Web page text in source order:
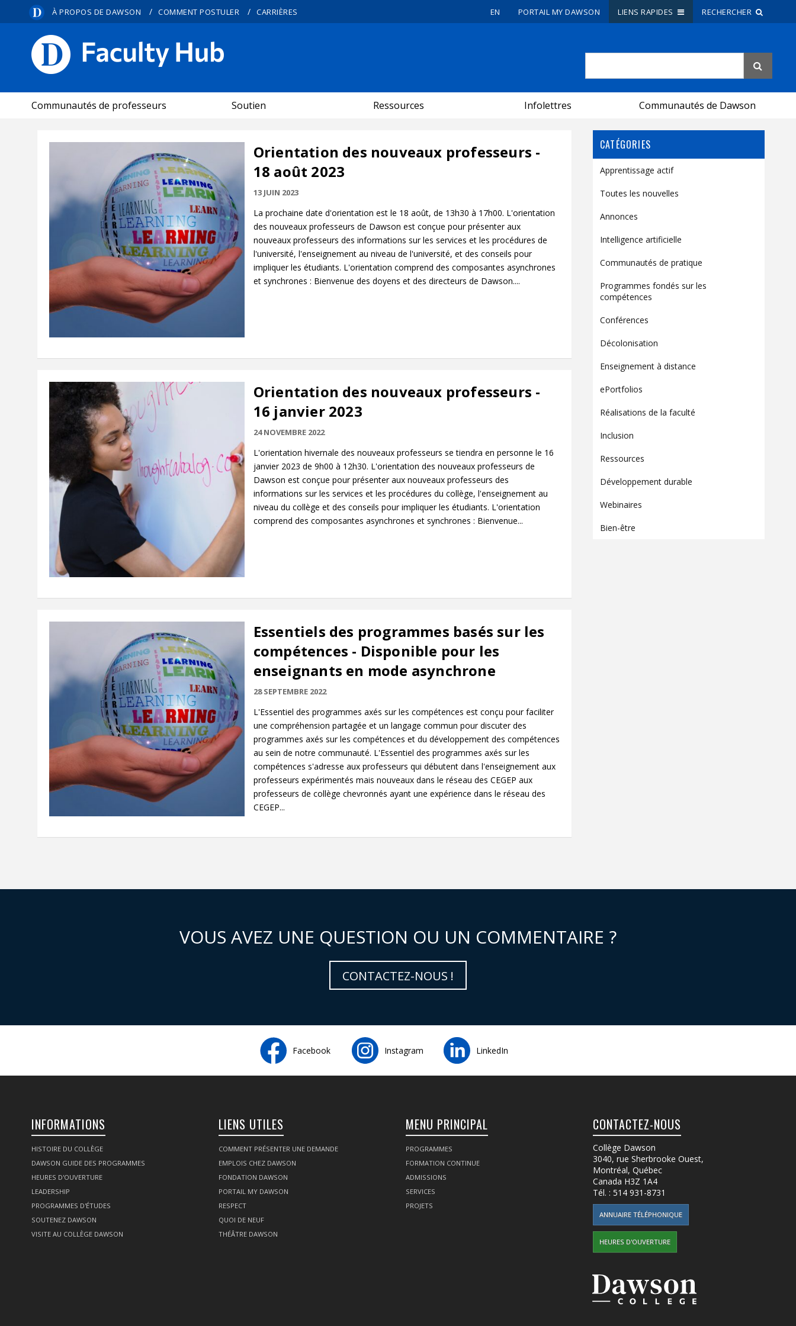
À PROPOS DE DAWSON / COMMENT POSTULER / CARRIÈRES EN PORTAIL MY DAWSON LIENS RAPIDES RECHERCHER
Communautés de professeurs Soutien Ressources Infolettres Communautés de Dawson
CATÉGORIES
Apprentissage actif
Toutes les nouvelles
Annonces
Intelligence artificielle
Communautés de pratique
Programmes fondés sur les
compétences
Conférences
Décolonisation
Enseignement à distance
ePortfolios
Réalisations de la faculté
Inclusion
Ressources
Développement durable
Webinaires
Bien-être
Orientation des nouveaux professeurs -
18 août 2023
13 JUIN 2023
La prochaine date d'orientation est le 18 août, de 13h30 à 17h00. L'orientation
des nouveaux professeurs de Dawson est conçue pour présenter aux
nouveaux professeurs des informations sur les services et les procédures de
l'université, l'enseignement au niveau de l'université, et des conseils pour
impliquer les étudiants. L'orientation comprend des composantes asynchrones
et synchrones : Bienvenue des doyens et des directeurs de Dawson....
Orientation des nouveaux professeurs -
16 janvier 2023
24 NOVEMBRE 2022
L'orientation hivernale des nouveaux professeurs se tiendra en personne le 16
janvier 2023 de 9h00 à 12h30. L'orientation des nouveaux professeurs de
Dawson est conçue pour présenter aux nouveaux professeurs des
informations sur les services et les procédures du collège, l'enseignement au
niveau du collège et des conseils pour impliquer les étudiants. L'orientation
comprend des composantes asynchrones et synchrones : Bienvenue...
Essentiels des programmes basés sur les
compétences - Disponible pour les
enseignants en mode asynchrone
28 SEPTEMBRE 2022
L'Essentiel des programmes axés sur les compétences est conçu pour faciliter
une compréhension partagée et un langage commun pour discuter des
programmes axés sur les compétences et du développement des compétences
au sein de notre communauté. L'Essentiel des programmes axés sur les
compétences s'adresse aux professeurs qui débutent dans l'enseignement aux
professeurs expérimentés mais nouveaux dans le réseau des CEGEP aux
professeurs de collège chevronnés ayant une expérience dans le réseau des
CEGEP...
VOUS AVEZ UNE QUESTION OU UN COMMENTAIRE ?
CONTACTEZ-NOUS !
Facebook Instagram LinkedIn
INFORMATIONS
HISTOIRE DU COLLÈGE
DAWSON GUIDE DES PROGRAMMES
HEURES D'OUVERTURE
LEADERSHIP
PROGRAMMES D'ÉTUDES
SOUTENEZ DAWSON
VISITE AU COLLÈGE DAWSON
LIENS UTILES
COMMENT PRÉSENTER UNE DEMANDE
EMPLOIS CHEZ DAWSON
FONDATION DAWSON
PORTAIL MY DAWSON
RESPECT
QUOI DE NEUF
THÉÂTRE DAWSON
MENU PRINCIPAL
PROGRAMMES
FORMATION CONTINUE
ADMISSIONS
SERVICES
PROJETS
CONTACTEZ-NOUS
Collège Dawson
3040, rue Sherbrooke Ouest,
Montréal, Québec
Canada H3Z 1A4
Tél. : 514 931-8731
ANNUAIRE TÉLÉPHONIQUE
HEURES D'OUVERTURE
Recherche sur le site
portail My Dawson
Liens rapides
Contact
Menu principal